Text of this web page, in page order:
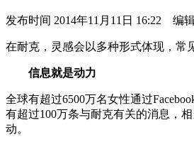
发布时间 2014年11月11日 16:22 编
在耐克，灵感会以多种形式体现，常
信息就是动力
全球有超过6500万名女性通过
有超过100万条与耐克有关的消息，
动。